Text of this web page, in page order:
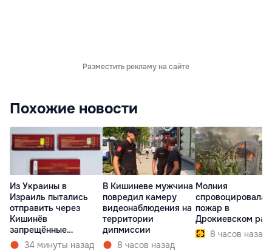
Разместить рекламу на сайте
Похожие новости
Из Украины в
Израиль пытались
отправить через
Кишинёв
запрещённые
препараты
34 минуты назад
В Кишиневе мужчина
повредил камеру
видеонаблюдения на
территории
дипмиссии
8 часов назад
Молния
спровоцировала
пожар в
Дрокиевском
8 часов назад